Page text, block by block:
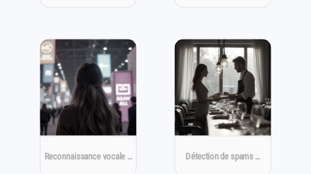
Reconnaissance vocale … Détection de spams …